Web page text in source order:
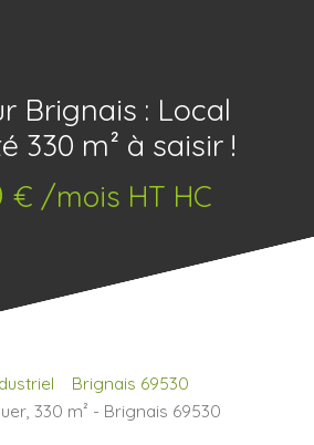
Brignais : Local
330 m² à saisir !
€ /mois HT HC
Brignais 69530
330 m² - Brignais 69530